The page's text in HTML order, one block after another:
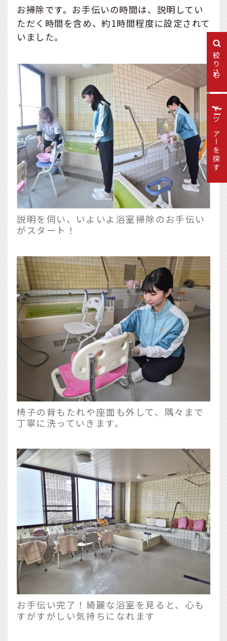
絞り込む
お掃除です。お手伝いの時間は、説明してい
ただく時間を含め、約1時間程度に設定されて
いました。
説明を伺い、いよいよ浴室掃除のお手伝い
がスタート！
椅子の背もたれや座面も外して、隅々まで
丁寧に洗っていきます。
お手伝い完了！綺麗な浴室を見ると、心も
すがすがしい気持ちになれます
ツアーを探す